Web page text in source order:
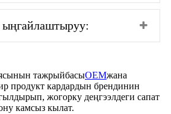
тажрыйбасыOEMжана
продукт кардардын брендинин
жогорку деңгээлдеги сапат
камсыз кылат.